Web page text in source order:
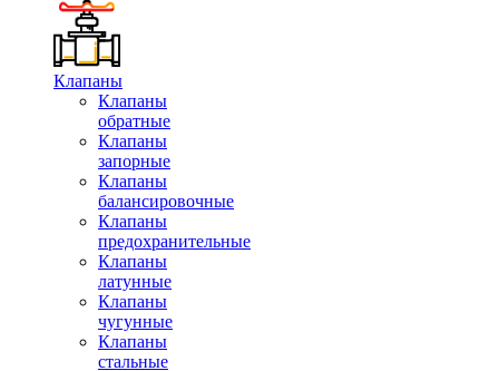
Клапаны
Клапаны
обратные
Клапаны
запорные
Клапаны
балансировочные
Клапаны
предохранительные
Клапаны
латунные
Клапаны
чугунные
Клапаны
стальные